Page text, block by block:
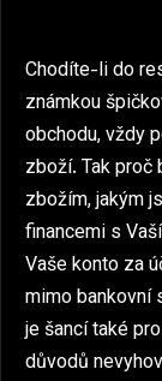
Chodíte-li do
známkou
obchodu, vždy
zboží. Tak
zbožím, jakým
financemi s
Vaše konto za
mimo bankovní
je šancí také
důvodů